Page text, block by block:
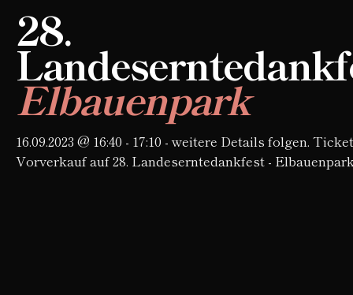
28.
Elbauenpark
16.09.2023 @ 16:40 - 17:10 - weitere Details folgen.
Vorverkauf auf 28. Landeserntedankfest -